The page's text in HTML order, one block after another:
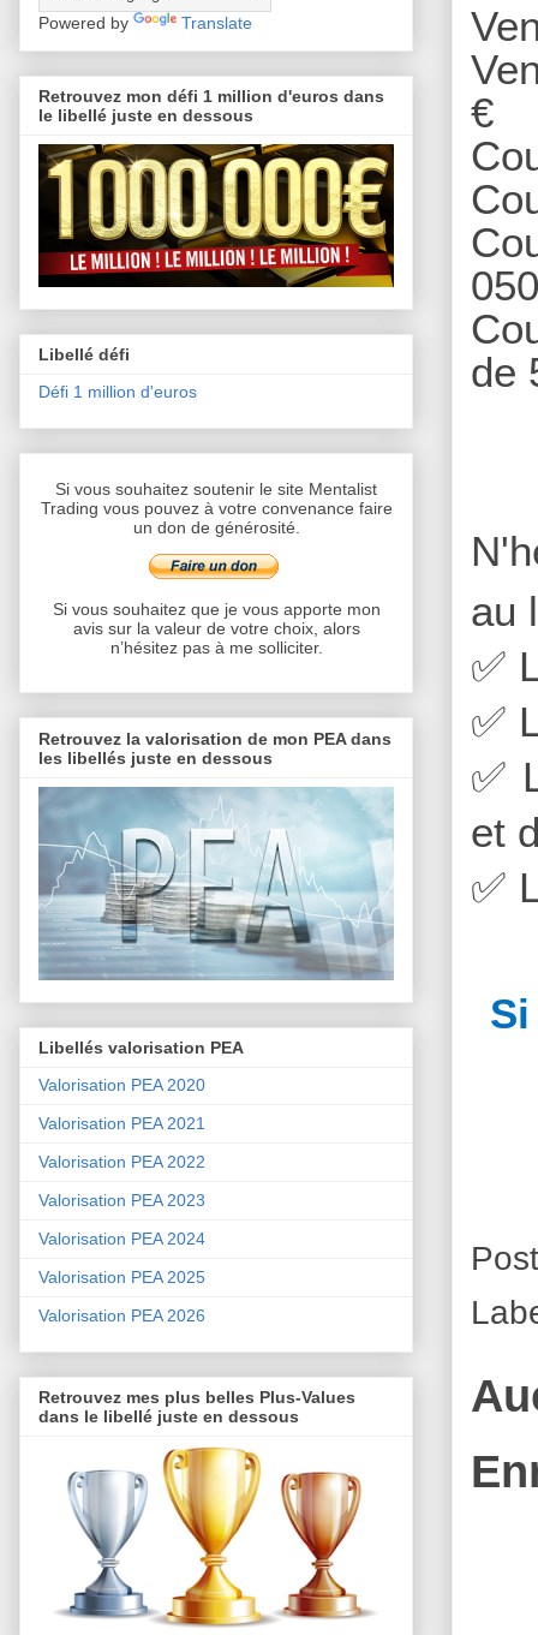
€
de
au
✅
✅
✅
et
✅
Powered by Translate
Retrouvez mon défi 1 million d'euros dans
le libellé juste en dessous
Libellé défi
Défi 1 million d'euros
Si vous souhaitez soutenir le site Mentalist
Trading vous pouvez à votre convenance faire
un don de générosité.
Si vous souhaitez que je vous apporte mon
avis sur la valeur de votre choix, alors
n’hésitez pas à me solliciter.
Retrouvez la valorisation de mon PEA dans
les libellés juste en dessous
Libellés valorisation PEA
Valorisation PEA 2020
Valorisation PEA 2021
Valorisation PEA 2022
Valorisation PEA 2023
Valorisation PEA 2024
Valorisation PEA 2025
Valorisation PEA 2026
Retrouvez mes plus belles Plus-Values
dans le libellé juste en dessous